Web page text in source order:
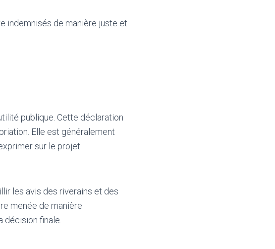
indemnisés de manière juste et
publique. Cette déclaration
Elle est généralement
sur le projet.
les avis des riverains et des
menée de manière
finale.